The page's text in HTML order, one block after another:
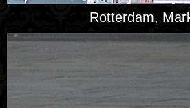
Rotterdam,